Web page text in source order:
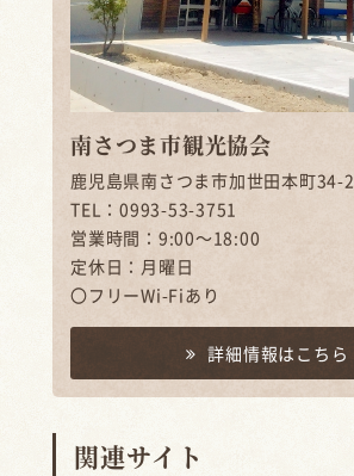
南さつま市観光協会
鹿児島県南さつま市加世田本町34-2
TEL：0993-53-3751
営業時間：9:00～18:00
定休日：月曜日
〇フリーWi-Fiあり
詳細情報はこちら
関連サイト